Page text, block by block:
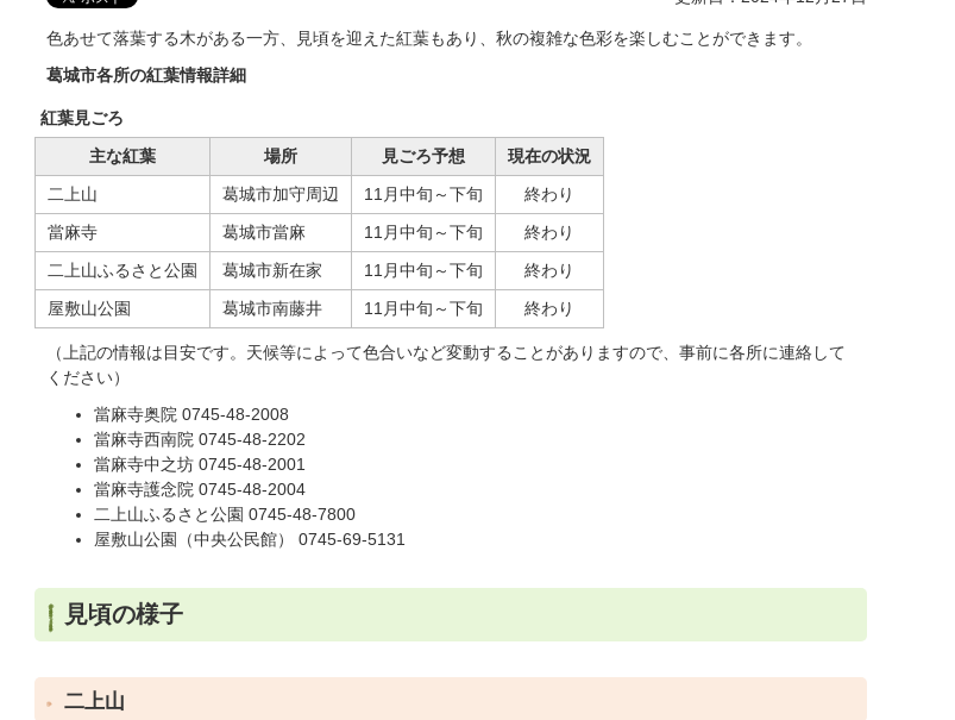
色あせて落葉する木がある一方、見頃を迎えた紅葉もあり、秋の複雑な色彩を楽しむことができます。
葛城市各所の紅葉情報詳細
紅葉見ごろ
主な紅葉
場所 見ごろ予想
現在の状況
二上山
葛城市加守周辺 11月中旬～下旬
終わり
當麻寺
葛城市當麻 11月中旬～下旬
終わり
二上山ふるさと公園
葛城市新在家 11月中旬～下旬
終わり
屋敷山公園
葛城市南藤井 11月中旬～下旬 終わり
（上記の情報は目安です。天候等によって色合いなど変動することがありますので、事前に各所に連絡して
ください）
當麻寺奥院 0745-48-2008
當麻寺西南院 0745-48-2202
當麻寺中之坊 0745-48-2001
當麻寺護念院 0745-48-2004
二上山ふるさと公園 0745-48-7800
屋敷山公園（中央公民館） 0745-69-5131
見頃の様子
二上山